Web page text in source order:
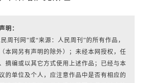
明：
周刊网”或“来源：人民周刊”的所有作品，
本网另有声明的除外）；未经本网授权，任
摘编或以其它方式使用上述作品；已经与本
的单位及个人，应注意作品中是否有相应的